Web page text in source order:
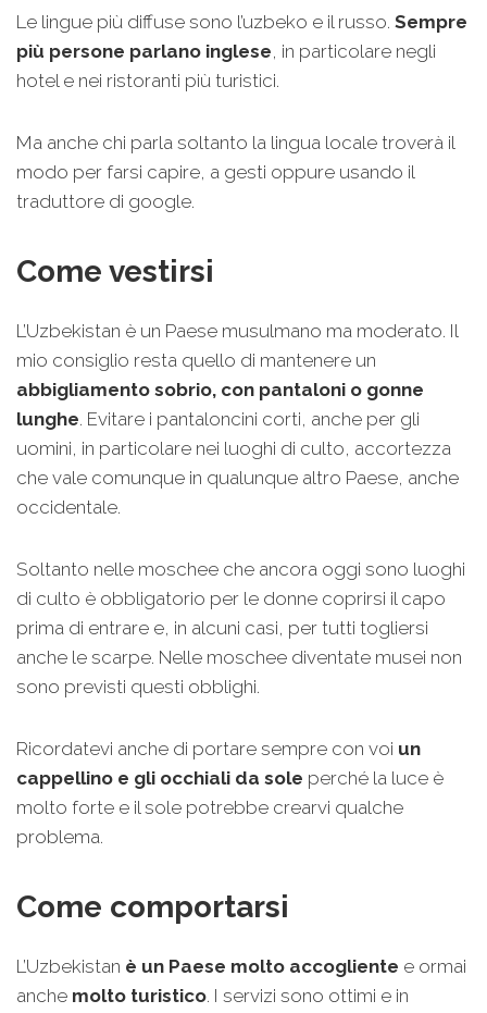
Le lingue più diffuse sono l’uzbeko e il russo. Sempre
più persone parlano inglese, in particolare negli
hotel e nei ristoranti più turistici.
Ma anche chi parla soltanto la lingua locale troverà il
modo per farsi capire, a gesti oppure usando il
traduttore di google.
Come vestirsi
L’Uzbekistan è un Paese musulmano ma moderato. Il
mio consiglio resta quello di mantenere un
abbigliamento sobrio, con pantaloni o gonne
lunghe. Evitare i pantaloncini corti, anche per gli
uomini, in particolare nei luoghi di culto, accortezza
che vale comunque in qualunque altro Paese, anche
occidentale.
Soltanto nelle moschee che ancora oggi sono luoghi
di culto è obbligatorio per le donne coprirsi il capo
prima di entrare e, in alcuni casi, per tutti togliersi
anche le scarpe. Nelle moschee diventate musei non
sono previsti questi obblighi.
Ricordatevi anche di portare sempre con voi un
cappellino e gli occhiali da sole perché la luce è
molto forte e il sole potrebbe crearvi qualche
problema.
Come comportarsi
L’Uzbekistan è un Paese molto accogliente e ormai
anche molto turistico. I servizi sono ottimi e in